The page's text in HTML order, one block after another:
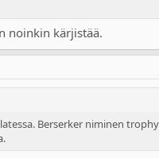
noinkin kärjistää.
Berserker niminen